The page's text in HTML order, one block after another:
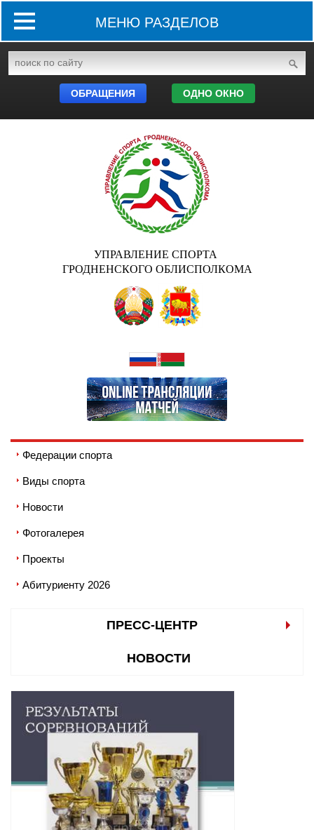
МЕНЮ РАЗДЕЛОВ
ОБРАЩЕНИЯ ОДНО ОКНО
УПРАВЛЕНИЕ СПОРТА
ГРОДНЕНСКОГО ОБЛИСПОЛКОМА
Федерации спорта
Виды спорта
Новости
Фотогалерея
Проекты
Абитуриенту 2026
ПРЕСС-ЦЕНТР
НОВОСТИ